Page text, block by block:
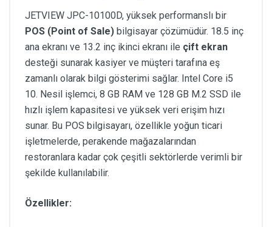
JETVIEW JPC-10100D, yüksek performanslı bir
POS (Point of Sale) bilgisayar çözümüdür. 18.5 inç
ana ekranı ve 13.2 inç ikinci ekranı ile çift ekran
desteği sunarak kasiyer ve müşteri tarafına eş
zamanlı olarak bilgi gösterimi sağlar. Intel Core i5
10. Nesil işlemci, 8 GB RAM ve 128 GB M.2 SSD ile
hızlı işlem kapasitesi ve yüksek veri erişim hızı
sunar. Bu POS bilgisayarı, özellikle yoğun ticari
işletmelerde, perakende mağazalarından
restoranlara kadar çok çeşitli sektörlerde verimli bir
şekilde kullanılabilir.
Özellikler: